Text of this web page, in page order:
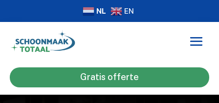
NL EN
Gratis offerte